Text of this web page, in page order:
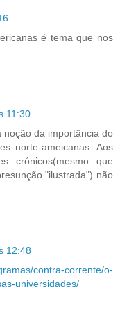
é tema que nos
11:30
noção da importância do
norte-ameicanas. Aos
crónicos(mesmo que
"ilustrada") não
12:48
contra-corrente/o-
universidades/